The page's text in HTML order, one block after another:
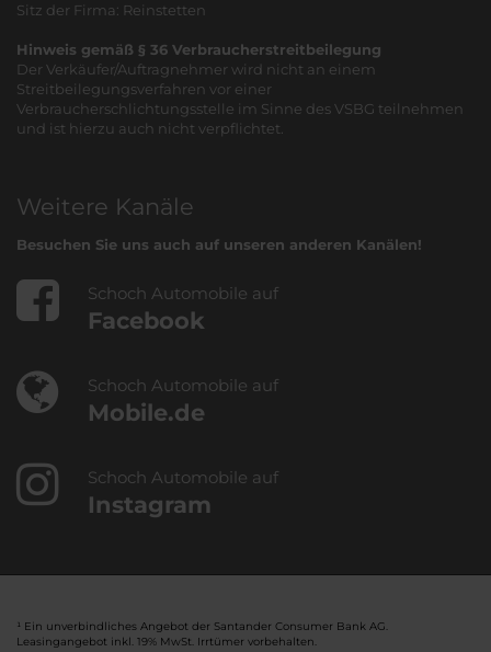
Sitz der Firma: Reinstetten
Hinweis gemäß § 36 Verbraucherstreitbeilegung
Der Verkäufer/Auftragnehmer wird nicht an einem
Streitbeilegungsverfahren vor einer
Verbraucherschlichtungsstelle im Sinne des VSBG teilnehmen
und ist hierzu auch nicht verpflichtet.
Weitere Kanäle
Besuchen Sie uns auch auf unseren anderen Kanälen!
Schoch Automobile auf
Facebook
Schoch Automobile auf
Mobile.de
Schoch Automobile auf
Instagram
¹ Ein unverbindliches Angebot der Santander Consumer Bank AG.
Leasingangebot inkl. 19% MwSt. Irrtümer vorbehalten.